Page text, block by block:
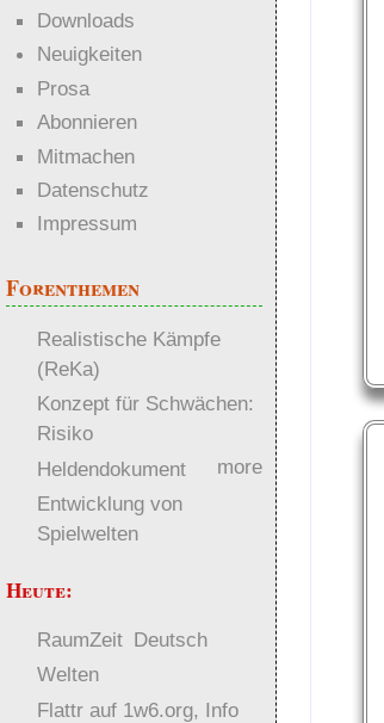
Downloads
Neuigkeiten
Prosa
Abonnieren
Mitmachen
Datenschutz
Impressum
Forenthemen
Realistische Kämpfe
(ReKa)
Konzept für Schwächen:
Risiko
Heldendokument
Entwicklung von
Spielwelten
more
Heute:
RaumZeit Deutsch
Welten
Flattr auf 1w6.org, Info